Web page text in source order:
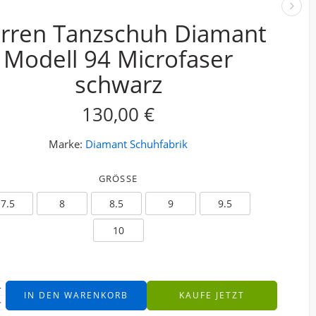
Tanzschuh Diamant
Modell 94 Microfaser
schwarz
130,00€
Marke: Diamant Schuhfabrik
GRÖSSE
7.5 8 8.5 9
9.5
10
IN DEN WARENKORB KAUFE JETZT